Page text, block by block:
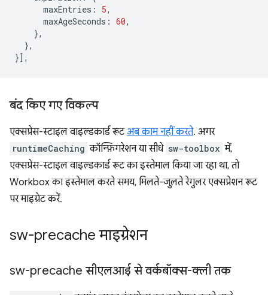
maxEntries : 5,
maxAgeSeconds : 60,
},
},
}],
बंद किए गए विकल्प
एक्सप्रेस-स्टाइल वाइल्डकार्ड रूटअब काम नहीं करते. अगर
runtimeCaching कॉन्फ़िगरेशन या सीधे sw-toolbox में,
एक्सप्रेस-स्टाइल वाइल्डकार्ड रूट का इस्तेमाल किया जा रहा था, तो
Workbox का इस्तेमाल करते समय, मिलते-जुलते रेगुलर एक्सप्रेशन रूट
पर माइग्रेट करें.
sw-precache माइग्रेशन
sw-precache सीएलआई से वर्कबॉक्स-क्ली तक